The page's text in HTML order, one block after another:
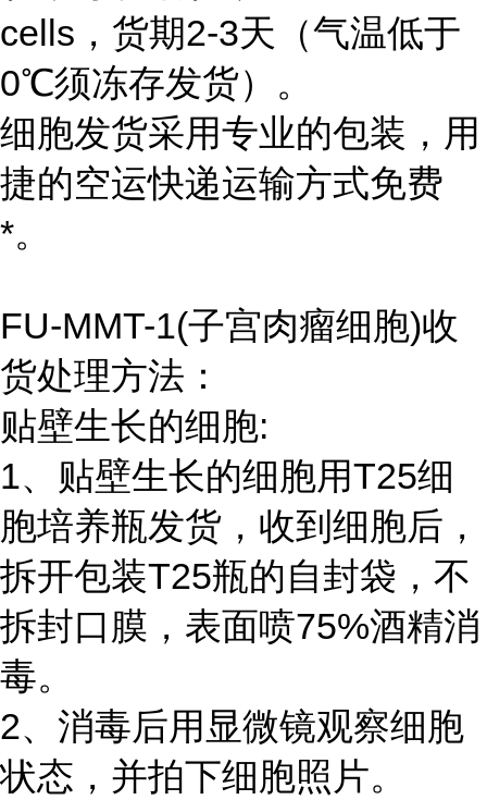
cells，货期2-3天（气温低于
0℃须冻存发货）。
细胞发货采用专业的包装，用
捷的空运快递运输方式免费
*。
FU-MMT-1(子宫肉瘤细胞)收
货处理方法：
贴壁生长的细胞:
1、贴壁生长的细胞用T25细
胞培养瓶发货，收到细胞后，
拆开包装T25瓶的自封袋，不
拆封口膜，表面喷75%酒精消
毒。
2、消毒后用显微镜观察细胞
状态，并拍下细胞照片。